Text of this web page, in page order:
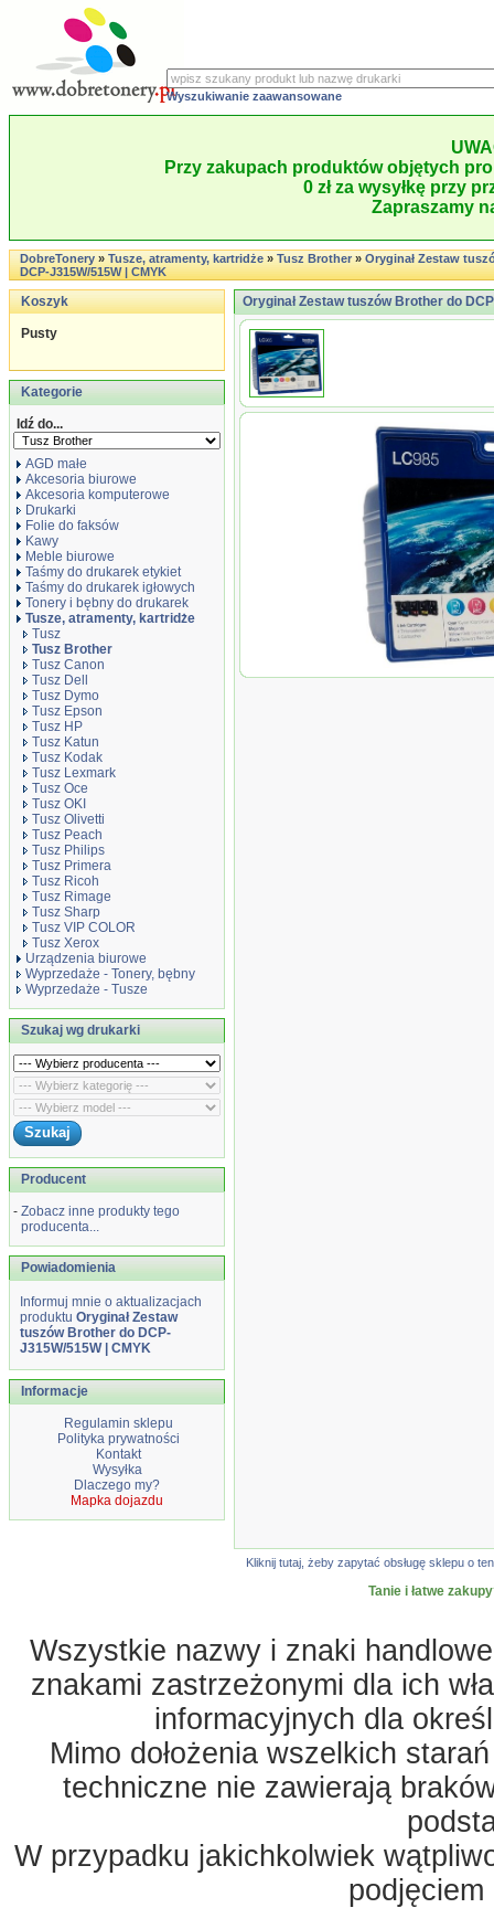
Wyszukiwanie zaawansowane
Przy zakupach produktów objętych
0 zł za wysyłkę przy
Zapraszamy
DobreTonery»Tusze, atramenty, kartridże»Tusz Brother»Oryginał Zestaw
DCP-J315W/515W | CMYK
Koszyk
Pusty
Kategorie
Idź do...
AGD małe
Akcesoria biurowe
Akcesoria komputerowe
Drukarki
Folie do faksów
Kawy
Meble biurowe
Taśmy do drukarek etykiet
Taśmy do drukarek igłowych
Tonery i bębny do drukarek
Tusze, atramenty, kartridże
Tusz
Tusz Brother
Tusz Canon
Tusz Dell
Tusz Dymo
Tusz Epson
Tusz HP
Tusz Katun
Tusz Kodak
Tusz Lexmark
Tusz Oce
Tusz OKI
Tusz Olivetti
Tusz Peach
Tusz Philips
Tusz Primera
Tusz Ricoh
Tusz Rimage
Tusz Sharp
Tusz VIP COLOR
Tusz Xerox
Urządzenia biurowe
Wyprzedaże - Tonery, bębny
Wyprzedaże - Tusze
Szukaj wg drukarki
Producent
- Zobacz inne produkty tego
producenta...
Powiadomienia
Informuj mnie o aktualizacjach
produktu Oryginał Zestaw
tuszów Brother do DCP-
J315W/515W | CMYK
Informacje
Regulamin sklepu
Polityka prywatności
Kontakt
Wysyłka
Dlaczego my?
Mapka dojazdu
Oryginał Zestaw tuszów Brother do
Oryginał Zestaw
Kliknij tutaj, żeby zapytać obsługę sklepu o
Tanie i łatwe
Wszystkie nazwy i znaki
znakami zastrzeżonymi dla ich
informacyjnych dla
Mimo dołożenia wszelkich
techniczne nie zawierają
W przypadku jakichkolwiek